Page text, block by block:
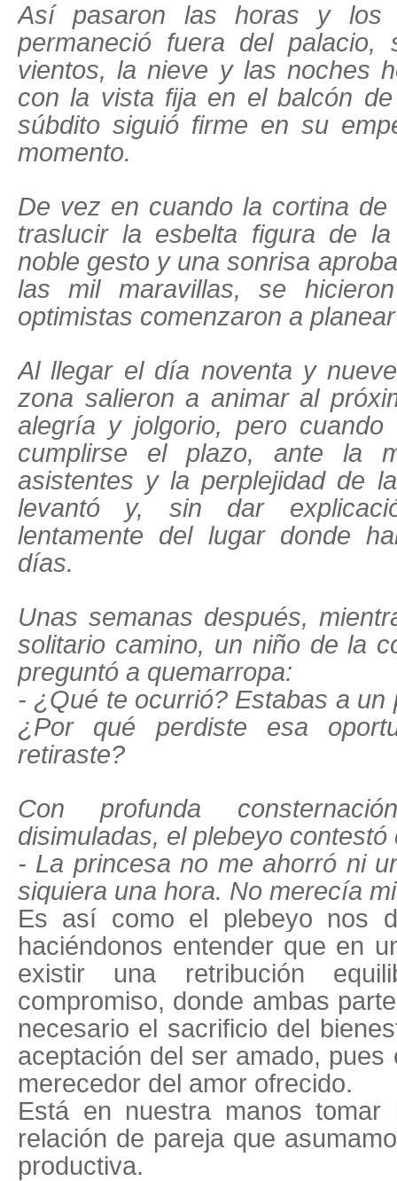
Así pasaron las horas y los
permaneció fuera del palacio,
vientos, la nieve y las noches
con la vista fija en el balcón
súbdito siguió firme en su
momento.
De vez en cuando la cortina
traslucir la esbelta figura de
noble gesto y una sonrisa
las mil maravillas, se
optimistas comenzaron a
Al llegar el día noventa y
zona salieron a animar al
alegría y jolgorio, pero
cumplirse el plazo, ante la
asistentes y la perplejidad de
levantó y, sin dar
lentamente del lugar donde
días.
Unas semanas después,
solitario camino, un niño de la
preguntó a quemarropa:
- ¿Qué te ocurrió? Estabas a un
¿Por qué perdiste esa
retiraste?
Con profunda
disimuladas, el plebeyo contestó
- La princesa no me ahorró ni
siquiera una hora. No merecía
Es así como el plebeyo nos
haciéndonos entender que en
existir una retribución
compromiso, donde ambas
necesario el sacrificio del
aceptación del ser amado,
merecedor del amor ofrecido.
Está en nuestra manos
relación de pareja que
productiva.